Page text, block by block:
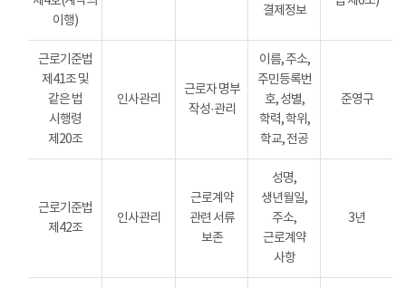
이행)
결제정보
근로기준법
제41조 및
같은 법
시행령
제20조
인사관리
근로자 명부
작성·관리
이름, 주소,
주민등록번
호, 성별,
학력, 학위,
학교, 전공
준영구
근로기준법
제42조
인사관리
근로계약
관련 서류
보존
성명,
생년월일,
주소,
근로계약
사항
3년